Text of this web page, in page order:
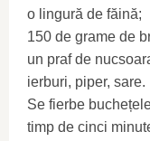
o lingură de făină;
150 de grame de
un praf de
ierburi, piper, sare.
Se fierbe
timp de cinci